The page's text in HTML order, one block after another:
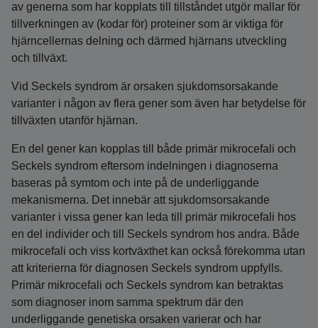
av generna som har kopplats till tillståndet utgör mallar för
tillverkningen av (kodar för) proteiner som är viktiga för
hjärncellernas delning och därmed hjärnans utveckling
och tillväxt.
Vid Seckels syndrom är orsaken sjukdomsorsakande
varianter i någon av flera gener som även har betydelse för
tillväxten utanför hjärnan.
En del gener kan kopplas till både primär mikrocefali och
Seckels syndrom eftersom indelningen i diagnoserna
baseras på symtom och inte på de underliggande
mekanismerna. Det innebär att sjukdomsorsakande
varianter i vissa gener kan leda till primär mikrocefali hos
en del individer och till Seckels syndrom hos andra. Både
mikrocefali och viss kortväxthet kan också förekomma utan
att kriterierna för diagnosen Seckels syndrom uppfylls.
Primär mikrocefali och Seckels syndrom kan betraktas
som diagnoser inom samma spektrum där den
underliggande genetiska orsaken varierar och har